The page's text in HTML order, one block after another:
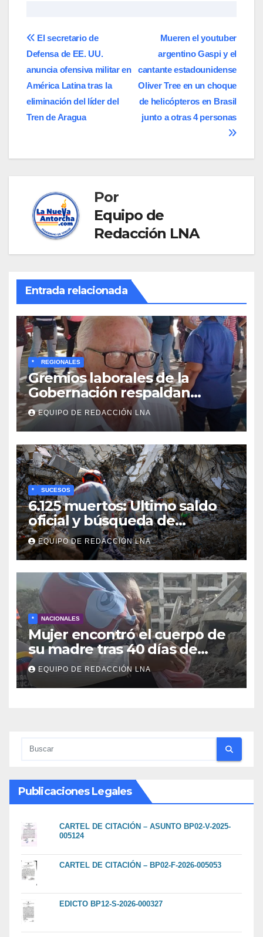
Navegación
de
entradas
Mueren el youtuber
argentino Gaspi y el
cantante estadounidense
Oliver Tree en un choque
de helicópteros en Brasil
junto a otras 4 personas
El secretario de
Defensa de EE. UU.
anuncia ofensiva militar en
América Latina tras la
eliminación del líder del
Tren de Aragua
Por
Equipo de
Redacción LNA
Entrada relacionada
* REGIONALES
Gremios laborales de la
Gobernación respaldan
propuesta de Bono
Recreativo de 100 dólares
para jubilados, pensionados y
activos
EQUIPO DE REDACCIÓN LNA
* SUCESOS
6.125 muertos: Ultimo saldo
oficial y búsqueda de
cadáveres continúa entre los
escombros
EQUIPO DE REDACCIÓN LNA
* NACIONALES
Mujer encontró el cuerpo de
su madre tras 40 días de
búsqueda en Tanaguarena
EQUIPO DE REDACCIÓN LNA
Publicaciones Legales
CARTEL DE CITACIÓN – ASUNTO BP02-V-2025-
005124
CARTEL DE CITACIÓN – BP02-F-2026-005053
EDICTO BP12-S-2026-000327